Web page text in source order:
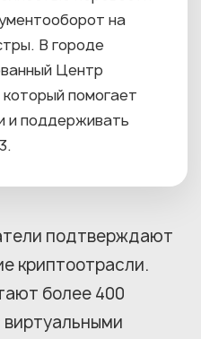
на
В городе
Центр
помогает
и поддерживать
подтверждают
криптоотрасли.
более 400